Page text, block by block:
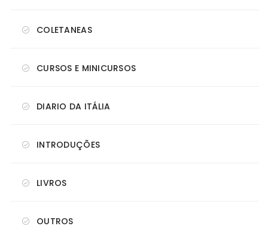
COLETANEAS
CURSOS E MINICURSOS
DIARIO DA ITÁLIA
INTRODUÇÕES
LIVROS
OUTROS